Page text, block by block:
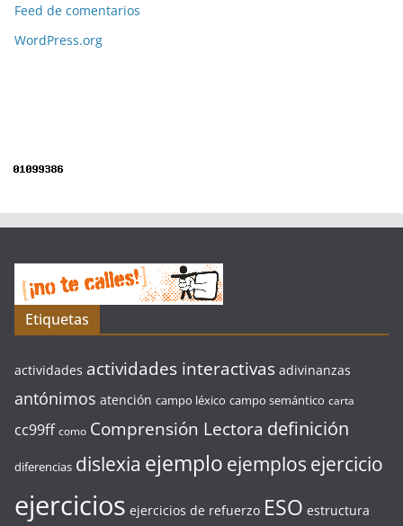
Feed de comentarios
WordPress.org
Etiquetas
actividades actividades interactivas adivinanzas
antónimos atención campo léxico campo semántico carta
cc99ff como Comprensión Lectora definición
diferencias dislexia ejemplo ejemplos ejercicio
ejercicios ejercicios de refuerzo ESO estructura